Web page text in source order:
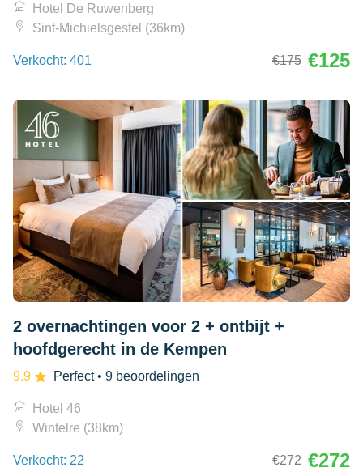
Hotel De Ruwenberg
Sint-Michielsgestel (36km)
Verkocht: 401 €175 €125
2 overnachtingen voor 2 + ontbijt +
hoofdgerecht in de Kempen
9.9 Perfect• 9 beoordelingen
Hotel 46
Wintelre (38km)
Verkocht: 22 €272 €272